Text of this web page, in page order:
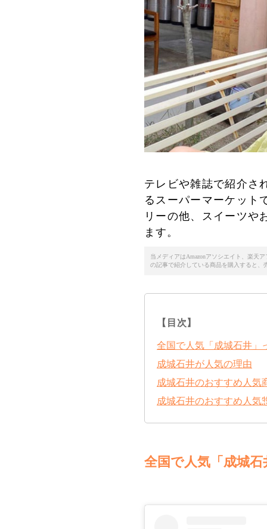
テレビや雑誌で紹介さ
るスーパーマーケット
リーの他、スイーツや
ます。
当メディアはAmazonアソシエイト、楽天
の記事で紹介している商品を購入すると、
【目次】
全国で人気「成城石井」
成城石井が人気の理由
成城石井のおすすめ人気
成城石井のおすすめ人気
全国で人気「成城